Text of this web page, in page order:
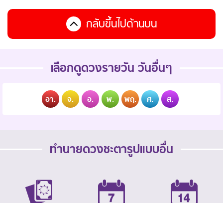
กลับขึ้นไปด้านบน
เลือกดูดวงรายวัน วันอื่นๆ
อา. จ. อ. พ. พฤ. ศ. ส.
ทำนายดวงชะตารูปแบบอื่น